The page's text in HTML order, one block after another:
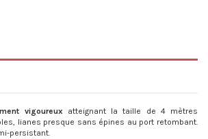
vigoureux atteignant la taille de 4 mètres
lianes presque sans épines au port retombant.
persistant.